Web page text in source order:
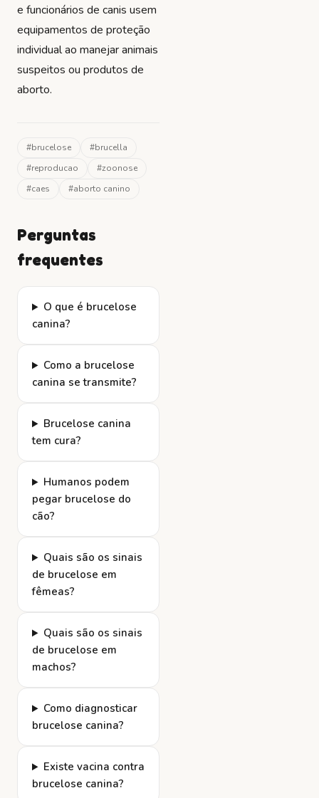
e funcionários de canis usem
equipamentos de proteção
individual ao manejar animais
suspeitos ou produtos de
aborto.
#brucelose #brucella
#reproducao #zoonose
#caes #aborto canino
Perguntas
frequentes
O que é brucelose
canina?
Como a brucelose
canina se transmite?
Brucelose canina
tem cura?
Humanos podem
pegar brucelose do
cão?
Quais são os sinais
de brucelose em
fêmeas?
Quais são os sinais
de brucelose em
machos?
Como diagnosticar
brucelose canina?
Existe vacina contra
brucelose canina?